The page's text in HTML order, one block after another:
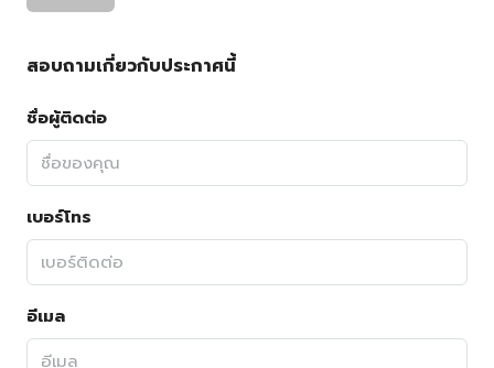
สอบถามเกี่ยวกับประกาศนี้
ชื่อผู้ติดต่อ
เบอร์โทร
อีเมล